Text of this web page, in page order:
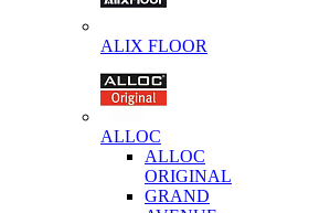
ALIX FLOOR
ALLOC
ALLOC
ORIGINAL
GRAND